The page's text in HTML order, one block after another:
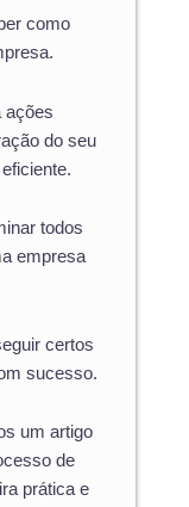
como
ações
do seu
todos
empresa
certos
sucesso.
um artigo
de
prática e